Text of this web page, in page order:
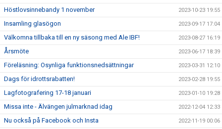
Höstlovsinnebandy 1 november 2023-10-23 19:55
Insamling glasögon 2023-09-17 17:04
Välkomna tillbaka till en ny säsong med Ale IBF! 2023-08-27 16:19
Årsmöte 2023-06-17 18:39
Föreläsning: Osynliga funktionsnedsättningar 2023-03-31 12:10
Dags för idrottsrabatten! 2023-02-28 19:55
Lagfotografering 17-18 januari 2023-01-10 19:28
Missa inte - Älvängen julmarknad idag 2022-12-04 12:33
Nu också på Facebook och Insta 2022-11-19 00:06